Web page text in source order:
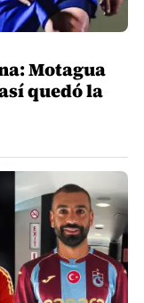
Motagua
quedó la